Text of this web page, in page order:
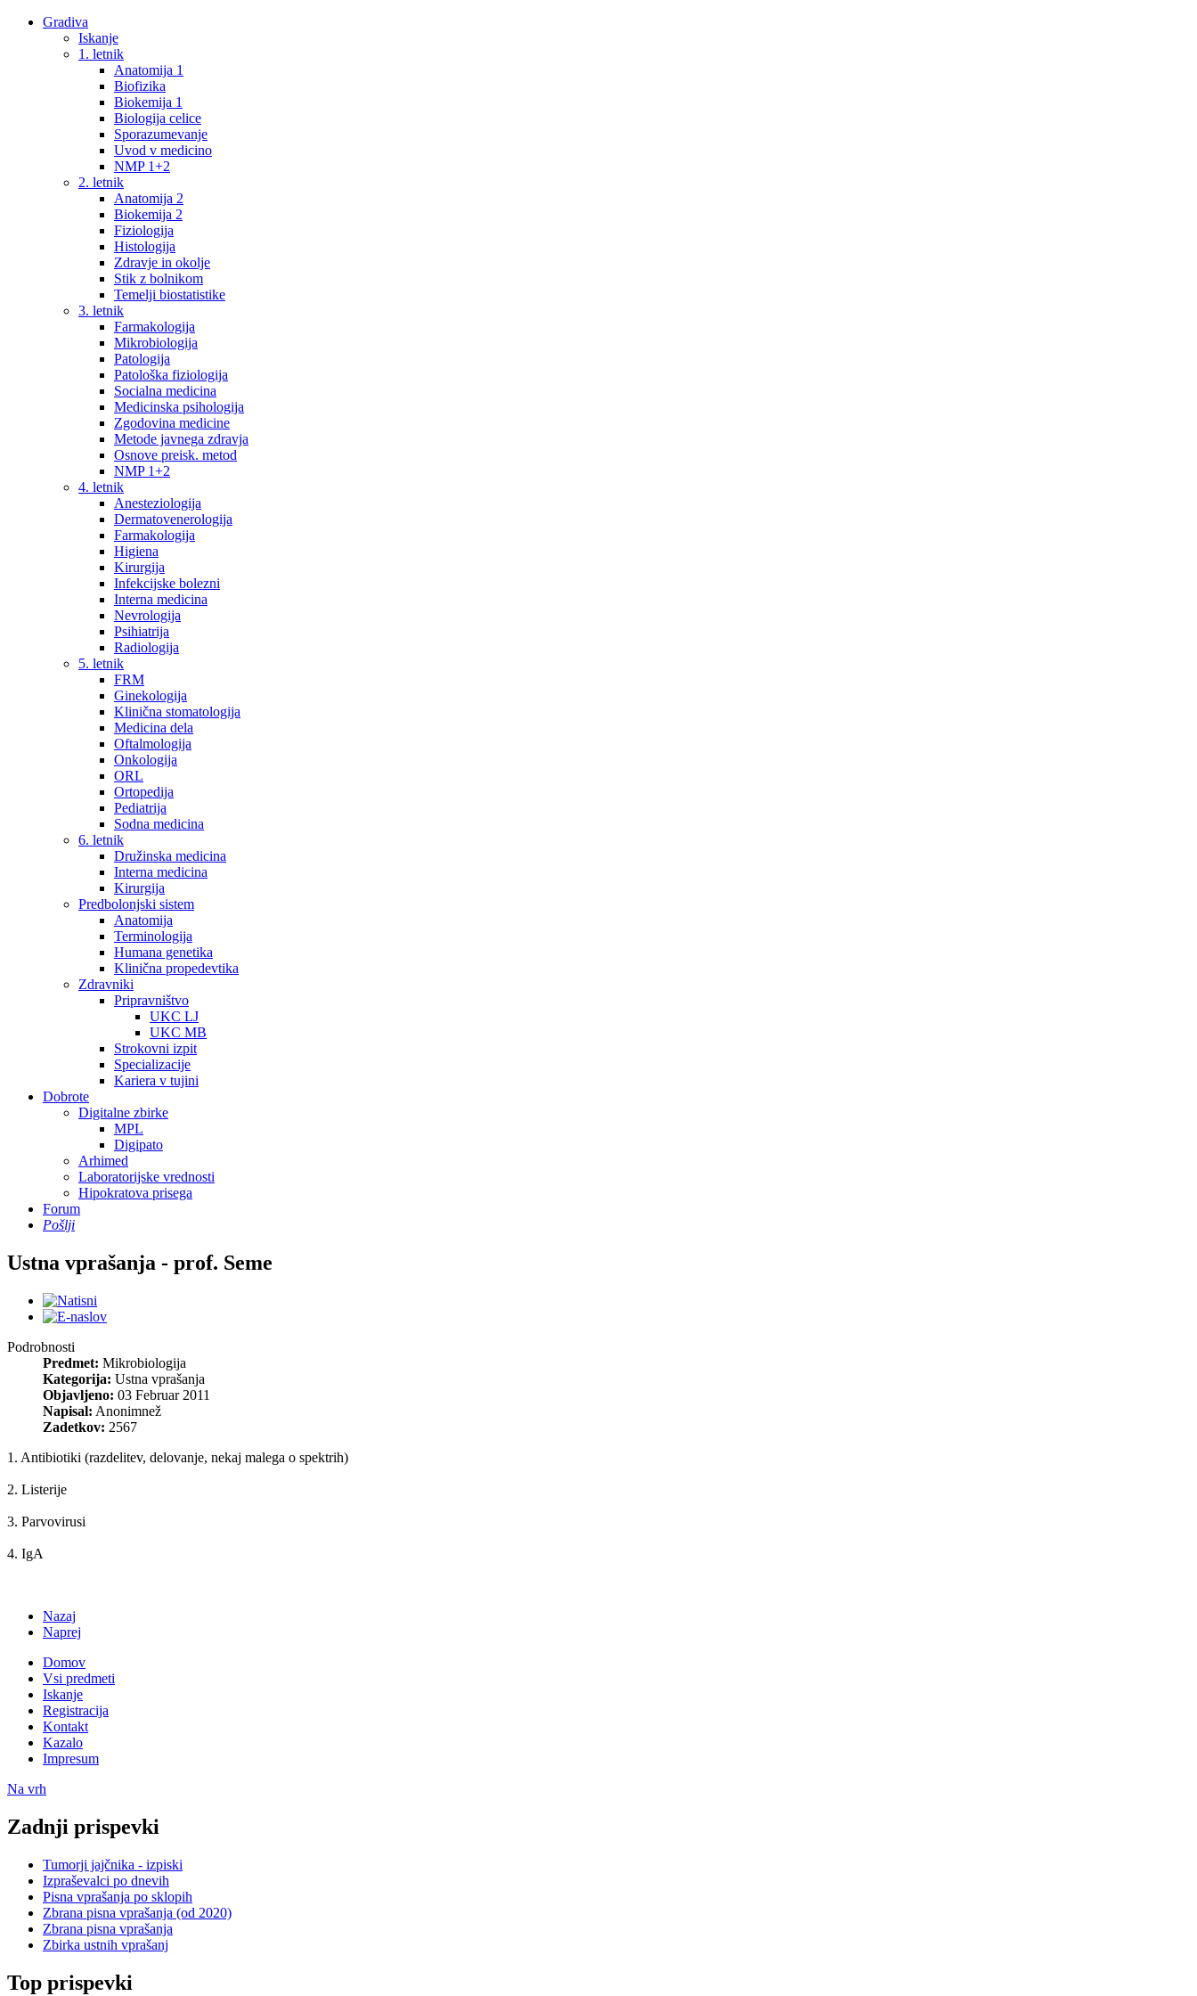
Gradiva
Iskanje
1. letnik
Anatomija 1
Biofizika
Biokemija 1
Biologija celice
Sporazumevanje
Uvod v medicino
NMP 1+2
2. letnik
Anatomija 2
Biokemija 2
Fiziologija
Histologija
Zdravje in okolje
Stik z bolnikom
Temelji biostatistike
3. letnik
Farmakologija
Mikrobiologija
Patologija
Patološka fiziologija
Socialna medicina
Medicinska psihologija
Zgodovina medicine
Metode javnega zdravja
Osnove preisk. metod
NMP 1+2
4. letnik
Anesteziologija
Dermatovenerologija
Farmakologija
Higiena
Kirurgija
Infekcijske bolezni
Interna medicina
Nevrologija
Psihiatrija
Radiologija
5. letnik
FRM
Ginekologija
Klinična stomatologija
Medicina dela
Oftalmologija
Onkologija
ORL
Ortopedija
Pediatrija
Sodna medicina
6. letnik
Družinska medicina
Interna medicina
Kirurgija
Predbolonjski sistem
Anatomija
Terminologija
Humana genetika
Klinična propedevtika
Zdravniki
Pripravništvo
UKC LJ
UKC MB
Strokovni izpit
Specializacije
Kariera v tujini
Dobrote
Digitalne zbirke
MPL
Digipato
Arhimed
Laboratorijske vrednosti
Hipokratova prisega
Forum
Pošlji
Ustna vprašanja - prof. Seme
Podrobnosti
Predmet: Mikrobiologija
Kategorija: Ustna vprašanja
Objavljeno: 03 Februar 2011
Napisal: Anonimnež
Zadetkov: 2567
1. Antibiotiki (razdelitev, delovanje, nekaj malega o spektrih)
2. Listerije
3. Parvovirusi
4. IgA
Nazaj
Naprej
Domov
Vsi predmeti
Iskanje
Registracija
Kontakt
Kazalo
Impresum
Na vrh
Zadnji prispevki
Tumorji jajčnika - izpiski
Izpraševalci po dnevih
Pisna vprašanja po sklopih
Zbrana pisna vprašanja (od 2020)
Zbrana pisna vprašanja
Zbirka ustnih vprašanj
Top prispevki